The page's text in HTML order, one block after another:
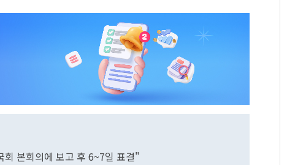
본회의에 보고 후 6~7일 표결"